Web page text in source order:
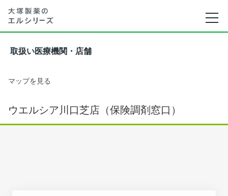
取扱い医療機関・店舗
マップを見る
ウエルシア川口芝店（保険調剤窓口）